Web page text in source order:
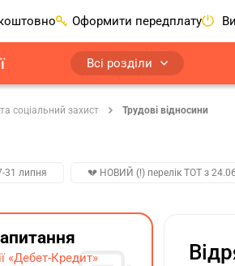
Оформити передплату
Всі розділи
соціальний захист Трудові відносини
31 липня 💔 НОВИЙ (!) перелік ТОТ з
«Дебет-Кредит»